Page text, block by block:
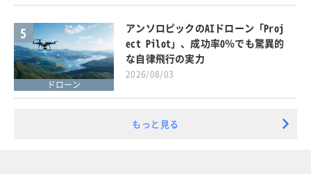
5
ドローン
アンソロピックのAIドローン「Proj
ect Pilot」、成功率0％でも驚異的
な自律飛行の実力
2026/08/03
もっと見る